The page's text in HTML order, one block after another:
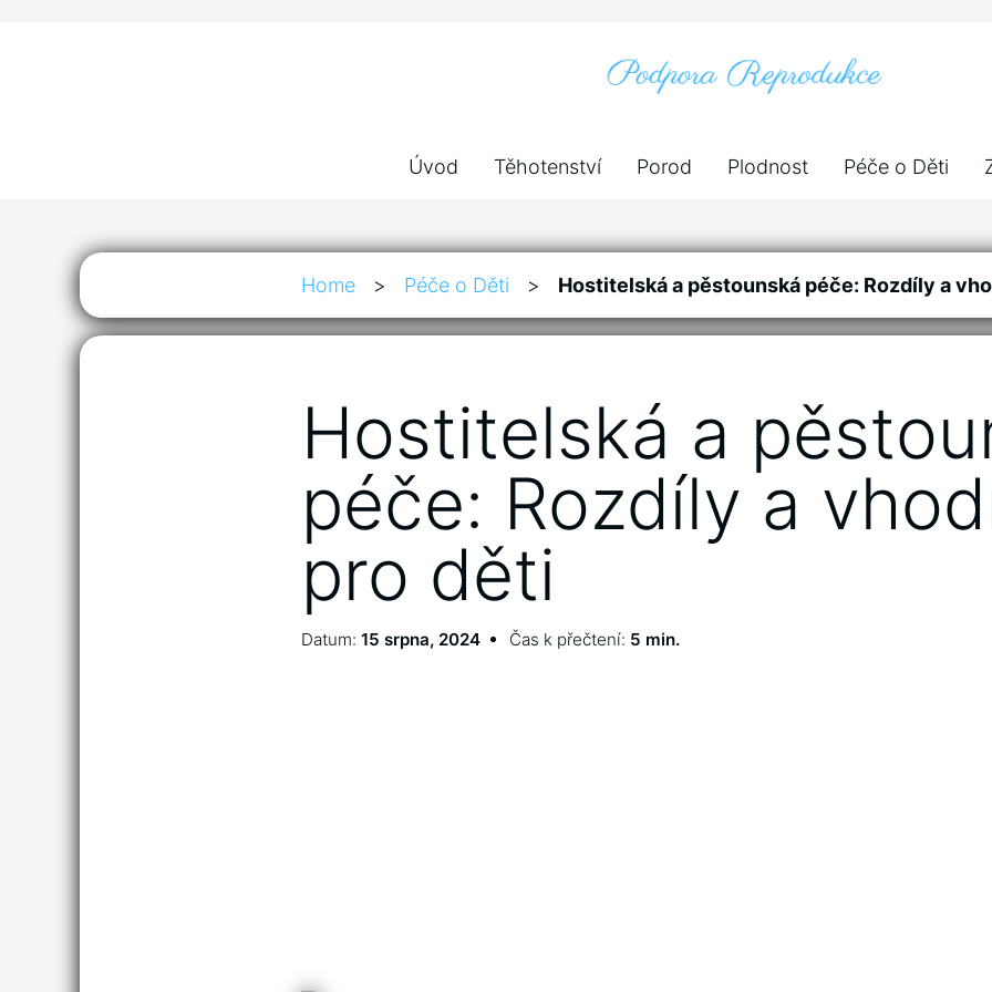
Úvod Těhotenství Porod Plodnost Péče o Děti
Home > Péče o Děti > Hostitelská a pěstounská péče: Rozdíly a
Hostitelská a
péče: Rozdíly a
pro děti
Datum: 15 srpna, 2024 Čas k přečtení: 5 min.